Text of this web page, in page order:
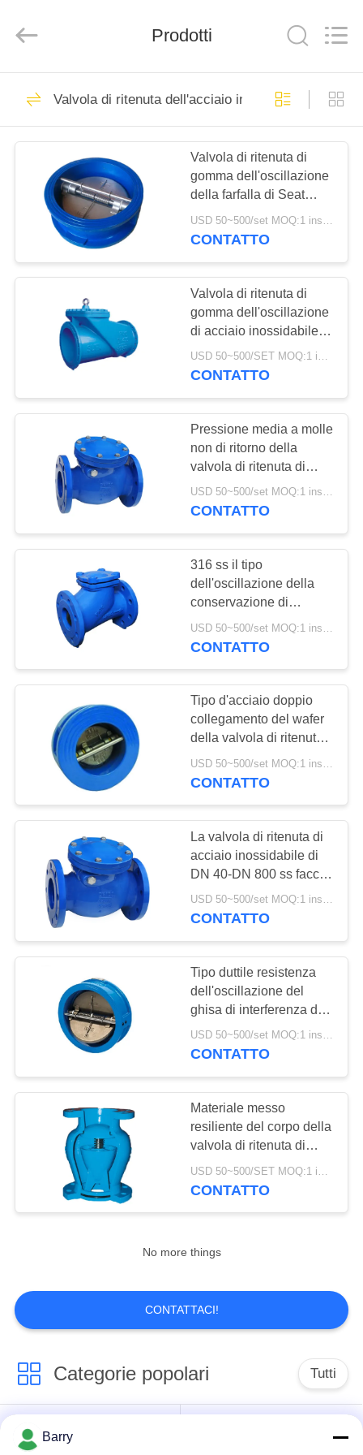
CASA.
PRODOTTI
VISITA
FABBRICA
CONTROLLO
DELLA
QUALITÀ
CONTATTACI
CHIEDI UN
PREVENTIVO
MAPPA
DEL
INFORMATIVA
SULLA
PRIVACY
Equipment
Rights
Regolatore di
pressione del gas
Fisher Gas
Regulator
44
Moltiplicatore di
pressione
differenziale
17
Valvola automatica
di DSC
Valvola a sfera
dell'acciaio
inossidabile
valvola a
saracinesca
dell'acqua
18
valvola di globo
dell'acciaio
8
valvola a farfalla
dell'acqua
Prodotti
Valvola di ritenuta dell'acciaio inossidabile
Valvola di ritenuta di
gomma dell'oscillazione
della farfalla di Seat
della valvola di ritenuta
di acciaio inossidabile
USD 50~500/set MOQ:1 insieme
CONTATTO
Valvola di ritenuta di
gomma dell'oscillazione
di acciaio inossidabile
della falda per il vapore
dell'olio e dell'acqua
USD 50~500/SET MOQ:1 insieme
CONTATTO
Pressione media a molle
non di ritorno della
valvola di ritenuta di
acciaio inossidabile
USD 50~500/set MOQ:1 insieme
CONTATTO
316 ss il tipo
dell'oscillazione della
conservazione di
contropressione della
valvola a sfera di acciaio
CONTATTO
Tipo d'acciaio doppio
collegamento del wafer
della valvola di ritenuta
di PlateStainless della
flangia
USD 50~500/set MOQ:1 insieme
CONTATTO
La valvola di ritenuta di
acciaio inossidabile di
DN 40-DN 800 ss faccia
a faccia oscilla la
valvola di ritenuta
USD 50~500/set MOQ:1 insieme
CONTATTO
Tipo duttile resistenza
dell'oscillazione del
ghisa di interferenza di
operazione di sicurezza
della valvola di ritenuta
USD 50~500/set MOQ:1 insieme
CONTATTO
Materiale messo
resiliente del corpo della
valvola di ritenuta di
acciaio inossidabile
dell'ascensore di
CONTATTO
No more things
CONTATTACI!
Categorie popolari Tutti
Regolatore di
pressione del gas
Barry